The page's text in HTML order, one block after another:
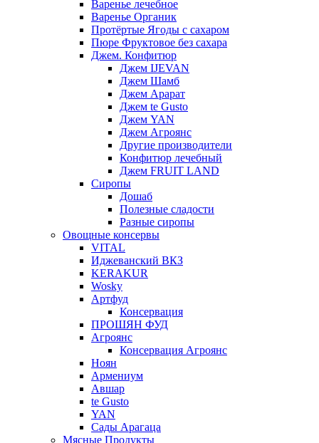
Варенье лечебное
Варенье Органик
Протёртые Ягоды с сахаром
Пюре Фруктовое без сахара
Джем. Конфитюр
Джем IJEVAN
Джем Шамб
Джем Арарат
Джем te Gusto
Джем YAN
Джем Агроянс
Другие производители
Конфитюр лечебный
Джем FRUIT LAND
Сиропы
Дошаб
Полезные сладости
Разные сиропы
Овощные консервы
VITAL
Иджеванский ВКЗ
KERAKUR
Wosky
Артфуд
Консервация
ПРОШЯН ФУД
Агроянс
Консервация Агроянс
Ноян
Армениум
Авшар
te Gusto
YAN
Сады Арагаца
Мясные Продукты